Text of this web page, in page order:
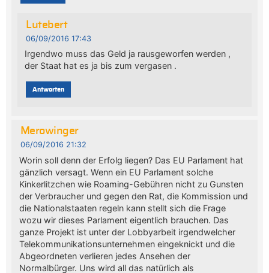
Lutebert
06/09/2016 17:43
Irgendwo muss das Geld ja rausgeworfen werden ,
der Staat hat es ja bis zum vergasen .
Antworten
Merowinger
06/09/2016 21:32
Worin soll denn der Erfolg liegen? Das EU Parlament hat
gänzlich versagt. Wenn ein EU Parlament solche
Kinkerlitzchen wie Roaming-Gebühren nicht zu Gunsten
der Verbraucher und gegen den Rat, die Kommission und
die Nationalstaaten regeln kann stellt sich die Frage
wozu wir dieses Parlament eigentlich brauchen. Das
ganze Projekt ist unter der Lobbyarbeit irgendwelcher
Telekommunikationsunternehmen eingeknickt und die
Abgeordneten verlieren jedes Ansehen der
Normalbürger. Uns wird all das natürlich als